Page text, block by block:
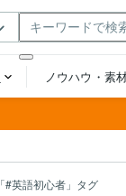
「#英語初心者」タグ